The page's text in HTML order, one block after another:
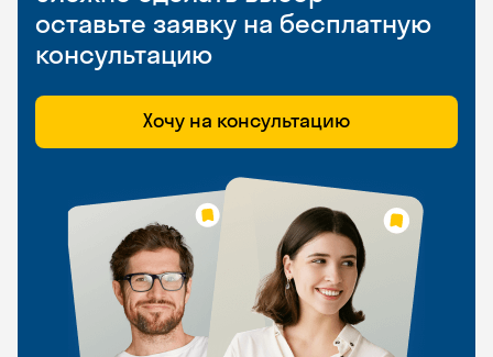
оставьте заявку на бесплатную
консультацию
Хочу на консультацию